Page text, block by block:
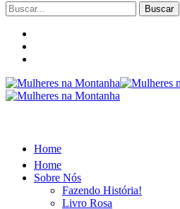
Buscar
por:
Home
Home
Sobre Nós
Fazendo História!
Livro Rosa